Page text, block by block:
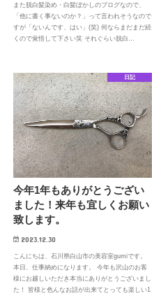
また脱白髪染め・白髪ぼかしのブログなので、
「他に書く事ないのか？」って言われそうなので
すが「ないんです、はい」(笑) 何ならまだまだ続
くので覚悟して下さい笑 それぐらい脱白…
日記
今年1年もありがとうござい
ました！来年も宜しくお願い
致します。
2023.12.30
こんにちは、石川県白山市の美容室gumiです。
本日、仕事納めになります。 今年も沢山のお客
様にお越しいただき本当にありがとうございまし
た！ 皆様と色んなお話が出来てとっても楽しい1